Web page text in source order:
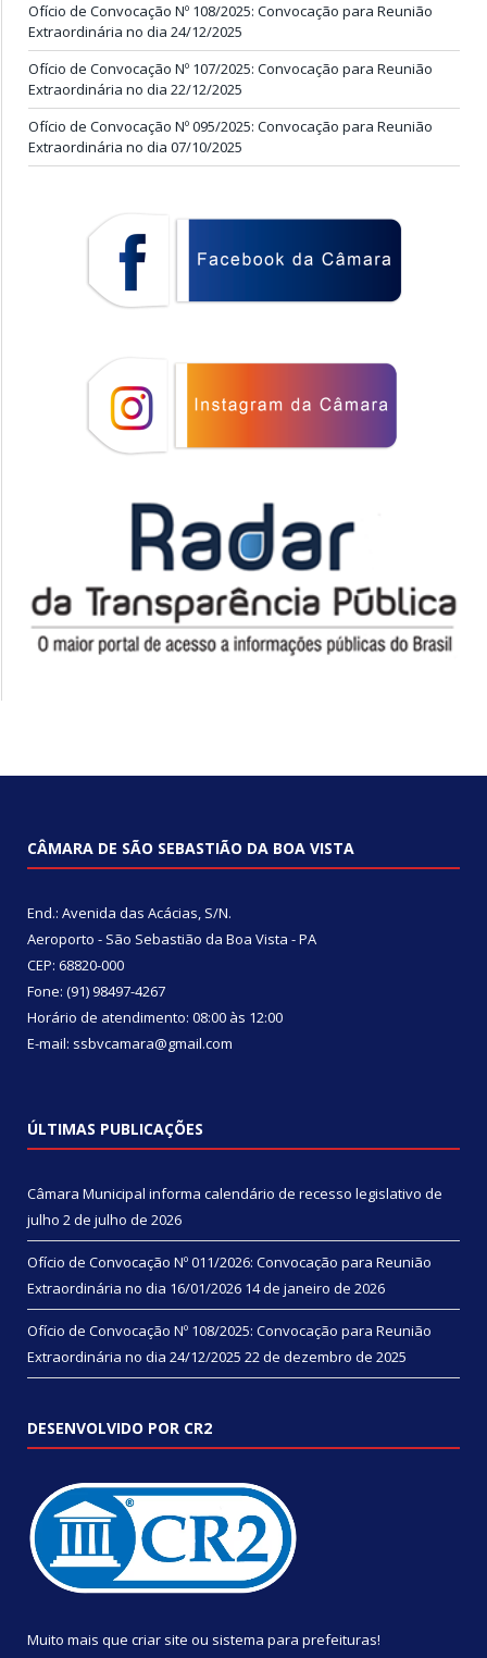
Ofício de Convocação Nº 108/2025: Convocação para Reunião
Extraordinária no dia 24/12/2025
Ofício de Convocação Nº 107/2025: Convocação para Reunião
Extraordinária no dia 22/12/2025
Ofício de Convocação Nº 095/2025: Convocação para Reunião
Extraordinária no dia 07/10/2025
CÂMARA DE SÃO SEBASTIÃO DA BOA VISTA
End.: Avenida das Acácias, S/N.
Aeroporto - São Sebastião da Boa Vista - PA
CEP: 68820-000
Fone: (91) 98497-4267
Horário de atendimento: 08:00 às 12:00
E-mail: ssbvcamara@gmail.com
ÚLTIMAS PUBLICAÇÕES
Câmara Municipal informa calendário de recesso legislativo de
julho 2 de julho de 2026
Ofício de Convocação Nº 011/2026: Convocação para Reunião
Extraordinária no dia 16/01/2026 14 de janeiro de 2026
Ofício de Convocação Nº 108/2025: Convocação para Reunião
Extraordinária no dia 24/12/2025 22 de dezembro de 2025
DESENVOLVIDO POR CR2
Muito mais que criar site ou sistema para prefeituras!